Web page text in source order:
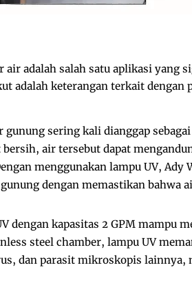
air adalah salah satu aplikasi
adalah keterangan terkait dengan
gunung sering kali dianggap
air tersebut dapat
menggunakan lampu UV, Ady
dengan memastikan bahwa
dengan kapasitas 2 GPM mampu
steel chamber, lampu UV
dan parasit mikroskopis lainnya,